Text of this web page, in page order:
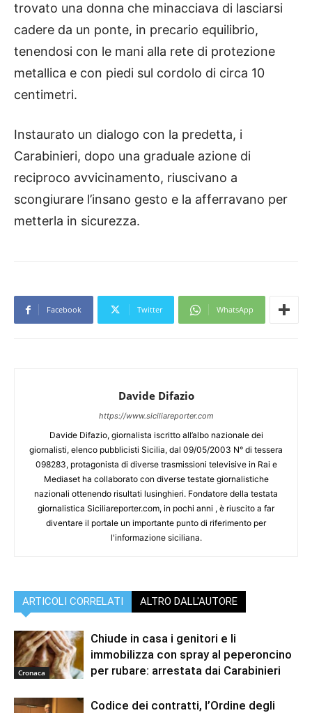
trovato una donna che minacciava di lasciarsi
cadere da un ponte, in precario equilibrio,
tenendosi con le mani alla rete di protezione
metallica e con piedi sul cordolo di circa 10
centimetri.
Instaurato un dialogo con la predetta, i
Carabinieri, dopo una graduale azione di
reciproco avvicinamento, riuscivano a
scongiurare l’insano gesto e la afferravano per
metterla in sicurezza.
Facebook Twitter WhatsApp
Davide Difazio
https://www.siciliareporter.com
Davide Difazio, giornalista iscritto all’albo nazionale dei
giornalisti, elenco pubblicisti Sicilia, dal 09/05/2003 N° di tessera
098283, protagonista di diverse trasmissioni televisive in Rai e
Mediaset ha collaborato con diverse testate giornalistiche
nazionali ottenendo risultati lusinghieri. Fondatore della testata
giornalistica Siciliareporter.com, in pochi anni , è riuscito a far
diventare il portale un importante punto di riferimento per
l'informazione siciliana.
ARTICOLI CORRELATI ALTRO DALL'AUTORE
Cronaca
Chiude in casa i genitori e li
immobilizza con spray al peperoncino
per rubare: arrestata dai Carabinieri
Codice dei contratti, l’Ordine degli